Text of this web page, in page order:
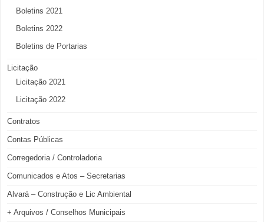
Boletins 2021
Boletins 2022
Boletins de Portarias
Licitação
Licitação 2021
Licitação 2022
Contratos
Contas Públicas
Corregedoria / Controladoria
Comunicados e Atos – Secretarias
Alvará – Construção e Lic Ambiental
+ Arquivos / Conselhos Municipais